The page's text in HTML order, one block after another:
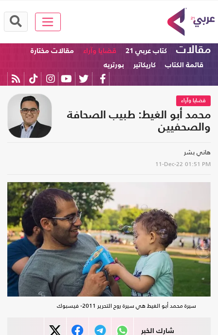
مقالات كتاب عربي 21 قضايا وآراء
مقالات مختارة
قائمة الكتاب
كاريكاتير بورتريه
قضايا وآراء
محمد أبو الغيط: طبيب الصحافة
والصحفيين
هاني بشر
11-Dec-22 01:51 PM
سيرة محمد أبو الغيط هي سيرة روح التحرير 2011- فيسبوك
شارك الخبر